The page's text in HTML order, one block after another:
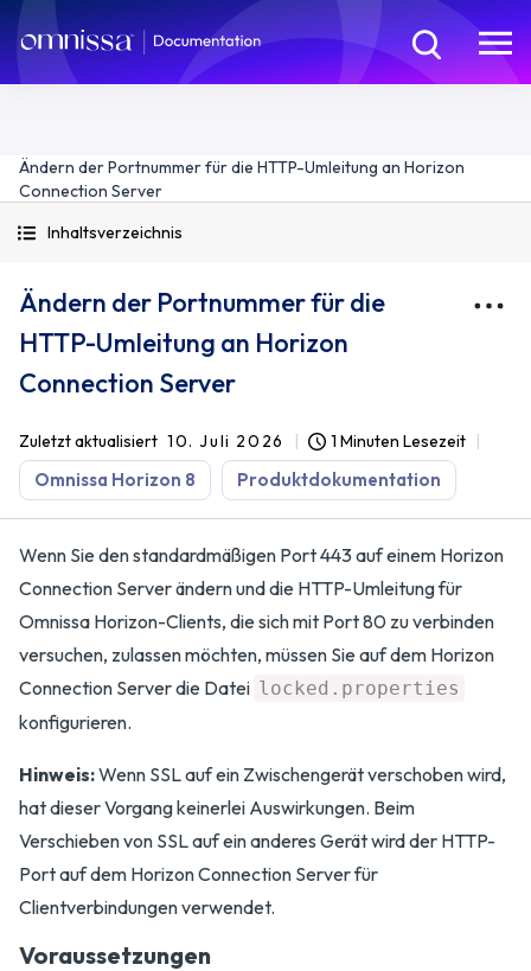
Ändern der Portnummer für die HTTP-Umleitung an Horizon
Connection Server
Inhaltsverzeichnis
Ändern der Portnummer für die
HTTP-Umleitung an Horizon
Connection Server
Zuletzt aktualisiert 10. Juli 2026 1 Minuten Lesezeit
Omnissa Horizon 8 Produktdokumentation
Wenn Sie den standardmäßigen Port 443 auf einem Horizon
Connection Server ändern und die HTTP-Umleitung für
Omnissa Horizon-Clients, die sich mit Port 80 zu verbinden
versuchen, zulassen möchten, müssen Sie auf dem Horizon
Connection Server die Datei locked.properties
konfigurieren.
Hinweis:Wenn SSL auf ein Zwischengerät verschoben wird,
hat dieser Vorgang keinerlei Auswirkungen. Beim
Verschieben von SSL auf ein anderes Gerät wird der HTTP-
Port auf dem Horizon Connection Server für
Clientverbindungen verwendet.
Voraussetzungen